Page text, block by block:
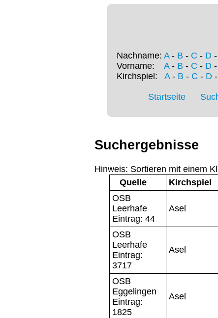
Nachname: A- B - C - D -
Vorname: A- B - C - D -
Kirchspiel: A- B - C - D-
Startseite
Suchergebnisse
Hinweis: Sortieren mit einem
Quelle
Kirchspiel
OSB
Leerhafe
Eintrag: 44
Asel
OSB
Leerhafe
Eintrag:
3717
Asel
OSB
Eggelingen
Eintrag:
1825
Asel